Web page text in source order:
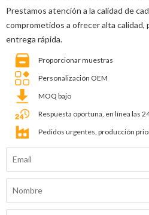
Prestamos atención a la calidad de
comprometidos a ofrecer alta
entrega rápida.
Proporcionar muestras
Personalización OEM
MOQ bajo
Respuesta oportuna, en línea las
Pedidos urgentes, producción